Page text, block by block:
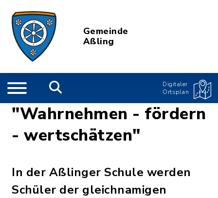
Gemeinde
Aßling
Digitaler
Ortsplan
"Wahrnehmen - fördern
- wertschätzen"
In der Aßlinger Schule werden
Schüler der gleichnamigen